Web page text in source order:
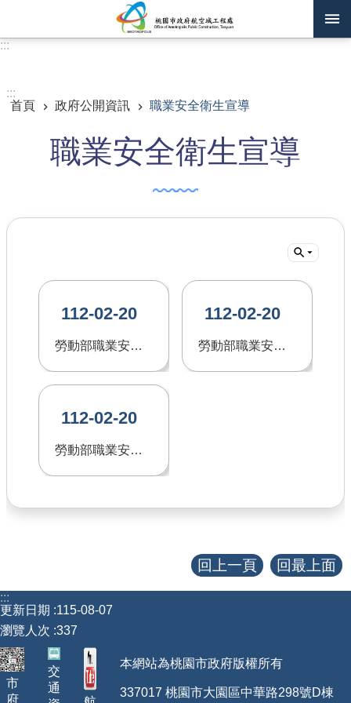
認識我們
業務資訊
政府公開資訊
廉政平臺專區
便民服務
網站導覽
【網站安全政策】
【隱私權政策】
:::
:::
首頁
政府公開資訊 職業安全衛生宣導
職業安全衛生宣導
112-02-20
勞動部職業安全衛生署-檔案下載
112-02-20
勞動部職業安全衛生署-高氣溫作業危害預防專區
112-02-20
勞動部職業安全衛生署-局限空間作業專區
回上一頁 回最上面
:::
更新日期
115-08-07
瀏覽人次 337
市
府
交
通
本網站為桃園市政府版權所有
337017 桃園市大園區中華路298號D棟